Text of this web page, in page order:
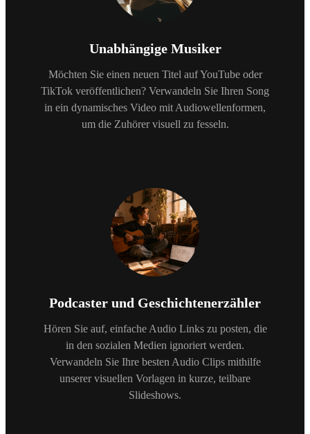
Unabhängige Musiker
Möchten Sie einen neuen Titel auf YouTube oder
TikTok veröffentlichen? Verwandeln Sie Ihren Song
in ein dynamisches Video mit Audiowellenformen,
um die Zuhörer visuell zu fesseln.
Podcaster und Geschichtenerzähler
Hören Sie auf, einfache Audio Links zu posten, die
in den sozialen Medien ignoriert werden.
Verwandeln Sie Ihre besten Audio Clips mithilfe
unserer visuellen Vorlagen in kurze, teilbare
Slideshows.